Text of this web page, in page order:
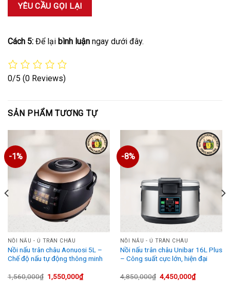
Cách 5: Để lại bình luận ngay dưới đây.
0/5 (0 Reviews)
SẢN PHẨM TƯƠNG TỰ
-1%
NỒI NẤU - Ủ TRÂN CHÂU
Nồi nấu trân châu Aonuosi 5L –
Chế độ nấu tự động thông minh
1,560,000₫ Giá
gốc
1,550,000₫Giá
hiện
-8%
NỒI NẤU - Ủ TRÂN CHÂU
Nồi nấu trân châu Unibar 16L Plus
– Công suất cực lớn, hiện đại
4,850,000₫ Giá
gốc
4,450,000₫Giá
hiện